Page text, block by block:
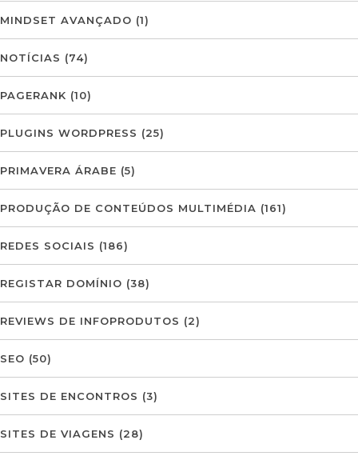
MINDSET AVANÇADO (1)
NOTÍCIAS (74)
PAGERANK (10)
PLUGINS WORDPRESS (25)
PRIMAVERA ÁRABE (5)
PRODUÇÃO DE CONTEÚDOS MULTIMÉDIA (161)
REDES SOCIAIS (186)
REGISTAR DOMÍNIO (38)
REVIEWS DE INFOPRODUTOS (2)
SEO (50)
SITES DE ENCONTROS (3)
SITES DE VIAGENS (28)